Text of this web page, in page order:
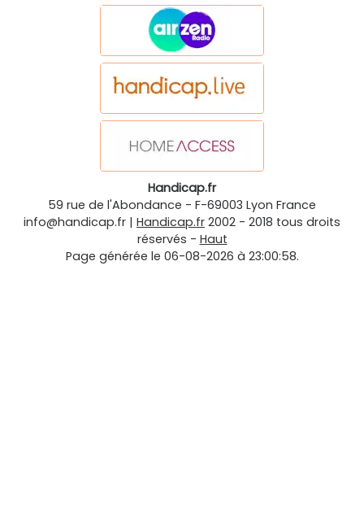
Handicap.fr
59 rue de l'Abondance - F-69003 Lyon France
info@handicap.fr | Handicap.fr 2002 - 2018 tous droits
réservés - Haut
Page générée le 06-08-2026 à 23:00:58.